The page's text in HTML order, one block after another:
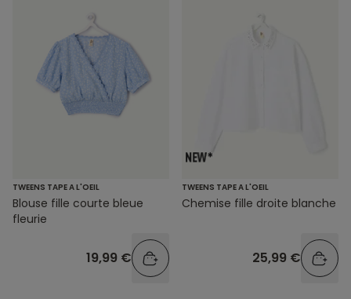
TWEENS TAPE A L'OEIL
Blouse fille courte bleue
fleurie
19,99 €
TWEENS TAPE A L'OEIL
Chemise fille droite blanche
25,99 €